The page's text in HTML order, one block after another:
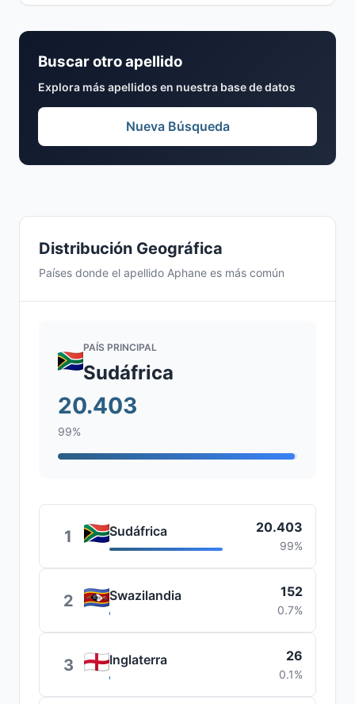
Distribución Geográfica
Países donde el apellido Aphane es más común
PAÍS PRINCIPAL
Sudáfrica
20.403
99%
1 Sudáfrica 20.403
99%
2 Swazilandia 152
0.7%
3 Inglaterra 26
0.1%
Buscar otro apellido
Explora más apellidos en nuestra base de datos
Nueva Búsqueda